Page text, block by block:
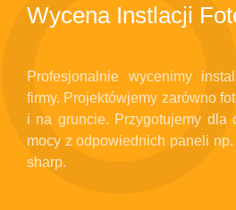
Wycena Instlacji
Profesjonalnie wycenimy
firmy. Projektówjemy zarówno
i na gruncie. Przygotujemy dla
mocy z odpowiednich paneli
sharp.